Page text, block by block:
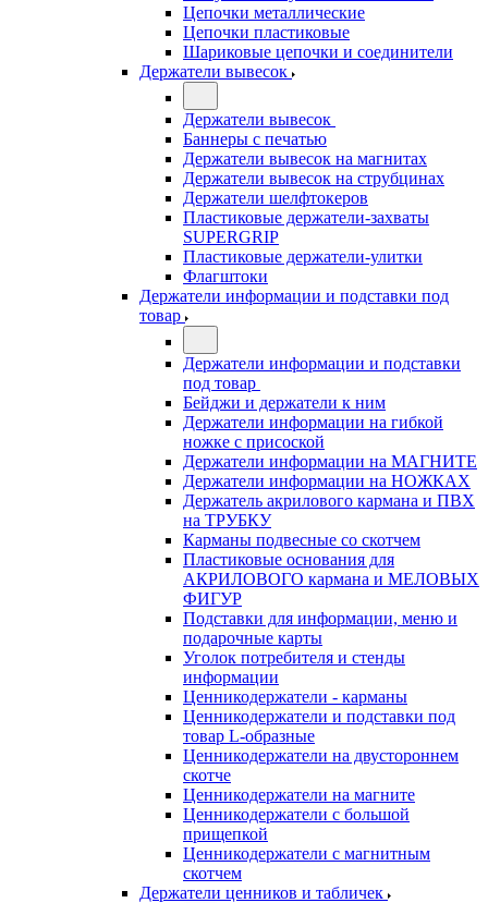
Цепочки металлические
Цепочки пластиковые
Шариковые цепочки и соединители
Держатели вывесок
Держатели вывесок
Баннеры с печатью
Держатели вывесок на магнитах
Держатели вывесок на струбцинах
Держатели шелфтокеров
Пластиковые держатели-захваты
SUPERGRIP
Пластиковые держатели-улитки
Флагштоки
Держатели информации и подставки под
товар
Держатели информации и подставки
под товар
Бейджи и держатели к ним
Держатели информации на гибкой
ножке с присоской
Держатели информации на МАГНИТЕ
Держатели информации на НОЖКАХ
Держатель акрилового кармана и ПВХ
на ТРУБКУ
Карманы подвесные со скотчем
Пластиковые основания для
АКРИЛОВОГО кармана и МЕЛОВЫХ
ФИГУР
Подставки для информации, меню и
подарочные карты
Уголок потребителя и стенды
информации
Ценникодержатели - карманы
Ценникодержатели и подставки под
товар L-образные
Ценникодержатели на двустороннем
скотче
Ценникодержатели на магните
Ценникодержатели с большой
прищепкой
Ценникодержатели с магнитным
скотчем
Держатели ценников и табличек